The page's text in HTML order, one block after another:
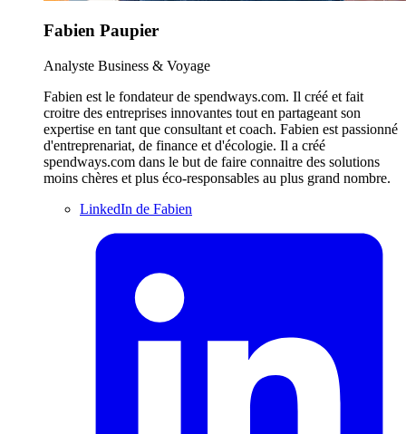
Fabien Paupier
Analyste Business & Voyage
Fabien est le fondateur de spendways.com. Il créé et fait
croitre des entreprises innovantes tout en partageant son
expertise en tant que consultant et coach. Fabien est passionné
d'entreprenariat, de finance et d'écologie. Il a créé
spendways.com dans le but de faire connaitre des solutions
moins chères et plus éco-responsables au plus grand nombre.
LinkedIn de Fabien